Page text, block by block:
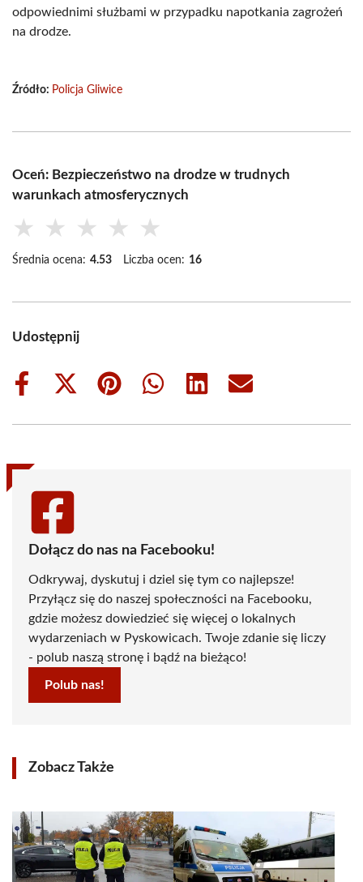
odpowiednimi służbami w przypadku napotkania zagrożeń
na drodze.
Źródło: Policja Gliwice
Oceń: Bezpieczeństwo na drodze w trudnych
warunkach atmosferycznych
★ ★ ★ ★ ★
Średnia ocena: 4.53 Liczba ocen: 16
Udostępnij
Share
Share
(Twitter)
Share
Share
Share
Share
Dołącz do nas na Facebooku!
Odkrywaj, dyskutuj i dziel się tym co najlepsze!
Przyłącz się do naszej społeczności na Facebooku,
gdzie możesz dowiedzieć się więcej o lokalnych
wydarzeniach w Pyskowicach. Twoje zdanie się liczy
- polub naszą stronę i bądź na bieżąco!
Polub nas!
Zobacz Także